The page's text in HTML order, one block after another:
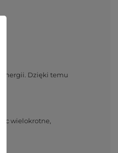
energii. Dzięki temu
wielokrotne,